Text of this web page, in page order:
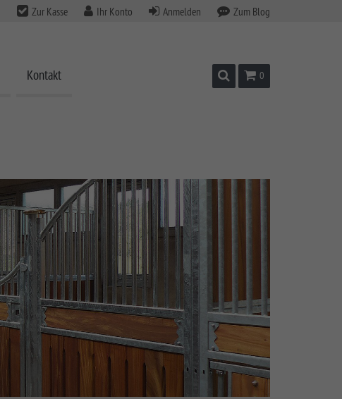
Zur Kasse Ihr Konto Anmelden Zum Blog
Kontakt SuchenWarenkorb
0